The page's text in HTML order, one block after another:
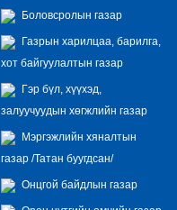
Боловсролын газар
Газрын харилцаа, барилга,
хот байгуулалтын газар
Гэр бүл, хүүхэд,
залуучуудын хөгжлийн газар
Мэргэжлийн хяналтын
газар /Татан буугдсан/
Онцгой байдлын газар